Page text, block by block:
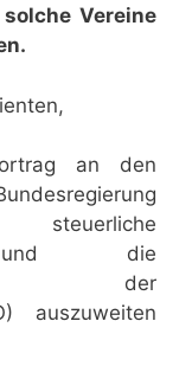
Vereine
an den
und die
der
auszuweiten